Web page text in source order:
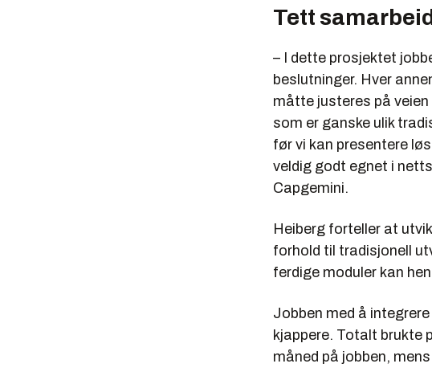
Tett
– I dette prosjektet
beslutninger. Hver
måtte justeres på
som er ganske ulik
før vi kan presentere
veldig godt egnet i
Capgemini.
Heiberg forteller at
forhold til tradisjonell
ferdige moduler kan
Jobben med å
kjappere. Totalt brukte
måned på jobben,